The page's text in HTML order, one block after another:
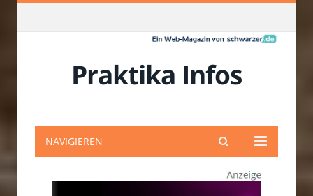
Praktika Infos
NAVIGIEREN